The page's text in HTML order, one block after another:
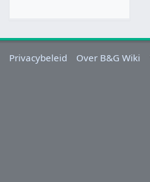
Privacybeleid Over B&G Wiki